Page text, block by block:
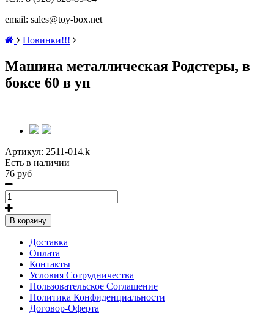
email: sales@toy-box.net
Новинки!!!
Машина металлическая Родстеры, в
боксе 60 в уп
Артикул: 2511-014.k
Есть в наличии
76 руб
В корзину
Доставка
Оплата
Контакты
Условия Сотрудничества
Пользовательское Соглашение
Политика Конфиденциальности
Договор-Оферта